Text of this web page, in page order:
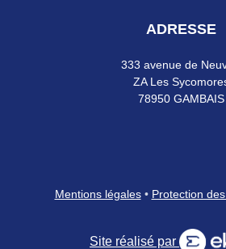
ADRESSE
333 avenue de
ZA Les
78950 GAMBAIS
Mentions légales• Protection
Site réalisé par